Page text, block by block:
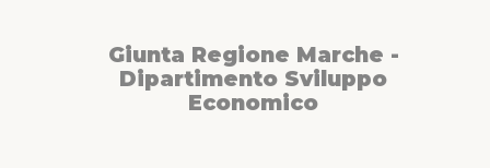
Giunta Regione Marche -
Dipartimento Sviluppo
Economico